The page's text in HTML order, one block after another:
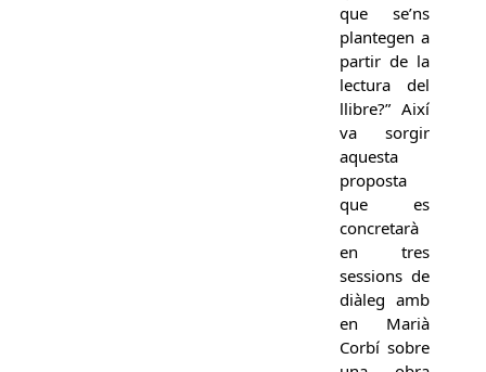
que se’ns
plantegen a
partir de la
lectura del
llibre?” Així
va sorgir
aquesta
proposta
que es
concretarà
en tres
sessions de
diàleg amb
en Marià
Corbí sobre